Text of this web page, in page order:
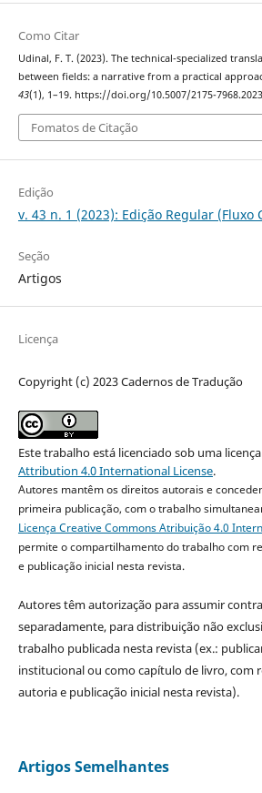
Como Citar
Udinal, F. T. (2023). The technical-specialized
between fields: a narrative from a practical
43(1), 1–19. https://doi.org/10.5007/2175-
Fomatos de Citação
Edição
v. 43 n. 1 (2023): Edição Regular (Fluxo
Seção
Artigos
Licença
Copyright (c) 2023 Cadernos de Tradução
Este trabalho está licenciado sob uma licença
Attribution 4.0 International License.
Autores mantêm os direitos autorais e
primeira publicação, com o trabalho
Licença Creative Commons Atribuição 4.0
permite o compartilhamento do trabalho com
e publicação inicial nesta revista.
Autores têm autorização para assumir
separadamente, para distribuição não
trabalho publicada nesta revista (ex.:
institucional ou como capítulo de livro, com
autoria e publicação inicial nesta revista).
Artigos Semelhantes